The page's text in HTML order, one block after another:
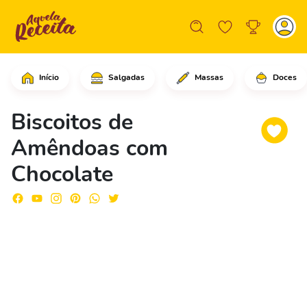
Início Salgadas Massas Doces
Biscoitos de
Amêndoas com
Chocolate
Em uma tigela, coloque a manteiga